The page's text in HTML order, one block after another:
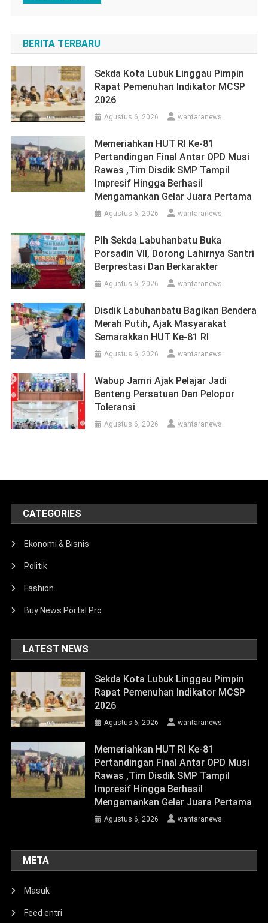
BERITA TERBARU
Sekda Kota Lubuk Linggau Pimpin
Rapat Pemenuhan Indikator MCSP
2026
Agustus 6, 2026 wantaranews
Memeriahkan HUT RI Ke-81
Pertandingan Final Antar OPD Musi
Rawas ,Tim Disdik SMP Tampil
Impresif Hingga Berhasil
Mengamankan Gelar Juara Pertama
Agustus 6, 2026 wantaranews
Plh Sekda Labuhanbatu Buka
Porsadin VII, Dorong Lahirnya Santri
Berprestasi Dan Berkarakter
Agustus 6, 2026 wantaranews
Disdik Labuhanbatu Bagikan Bendera
Merah Putih, Ajak Masyarakat
Semarakkan HUT Ke-81 RI
Agustus 6, 2026 wantaranews
Wabup Jamri Ajak Pelajar Jadi
Benteng Persatuan Dan Pelopor
Toleransi
Agustus 6, 2026 wantaranews
CATEGORIES
Ekonomi & Bisnis
Politik
Fashion
Buy News Portal Pro
LATEST NEWS
Sekda Kota Lubuk Linggau Pimpin
Rapat Pemenuhan Indikator MCSP
2026
Agustus 6, 2026 wantaranews
Memeriahkan HUT RI Ke-81
Pertandingan Final Antar OPD Musi
Rawas ,Tim Disdik SMP Tampil
Impresif Hingga Berhasil
Mengamankan Gelar Juara Pertama
Agustus 6, 2026 wantaranews
META
Masuk
Feed entri